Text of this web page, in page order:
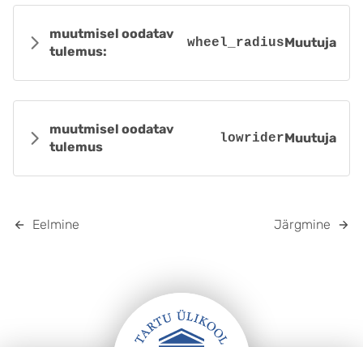
Muutuja
wheel_radius
muutmisel oodatav
tulemus:
Muutuja
lowrider
muutmisel oodatav
tulemus
Eelmine Järgmine